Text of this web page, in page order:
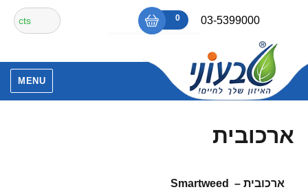
content
03-5399000
₪0
0
אין מוצרים בסל הקניות.
חיפוש
עבור:
MENU
ארכובית
ארכובית – Smartweed